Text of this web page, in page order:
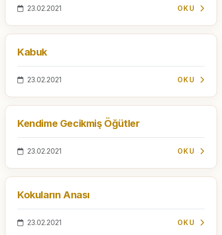
23.02.2021 OKU
Kabuk
23.02.2021 OKU
Kendime Gecikmiş Öğütler
23.02.2021 OKU
Kokuların Anası
23.02.2021 OKU